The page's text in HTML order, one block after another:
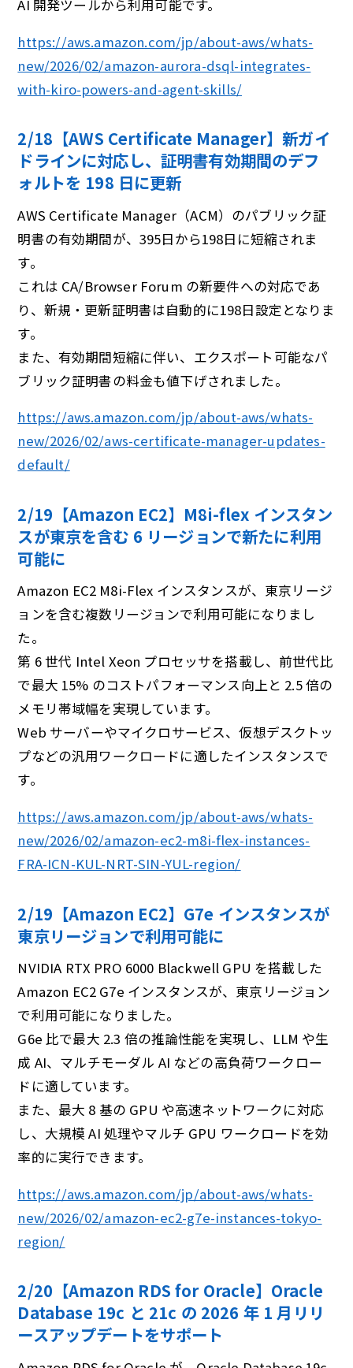
AI 開発ツールから利用可能です。
https://aws.amazon.com/jp/about-aws/whats-
new/2026/02/amazon-aurora-dsql-integrates-
with-kiro-powers-and-agent-skills/
2/18【AWS Certificate Manager】新ガイ
ドラインに対応し、証明書有効期間のデフ
ォルトを 198 ⽇に更新
AWS Certificate Manager（ACM）のパブリック証
明書の有効期間が、395日から198日に短縮されま
す。
これは CA/Browser Forum の新要件への対応であ
り、新規・更新証明書は自動的に198日設定となりま
す。
また、有効期間短縮に伴い、エクスポート可能なパ
ブリック証明書の料金も値下げされました。
https://aws.amazon.com/jp/about-aws/whats-
new/2026/02/aws-certificate-manager-updates-
default/
2/19【Amazon EC2】M8i-flex インスタン
スが東京を含む 6 リージョンで新たに利⽤
可能に
Amazon EC2 M8i-Flex インスタンスが、東京リージ
ョンを含む複数リージョンで利用可能になりまし
た。
第 6 世代 Intel Xeon プロセッサを搭載し、前世代比
で最大 15% のコストパフォーマンス向上と 2.5 倍の
メモリ帯域幅を実現しています。
Web サーバーやマイクロサービス、仮想デスクトッ
プなどの汎用ワークロードに適したインスタンスで
す。
https://aws.amazon.com/jp/about-aws/whats-
new/2026/02/amazon-ec2-m8i-flex-instances-
FRA-ICN-KUL-NRT-SIN-YUL-region/
2/19【Amazon EC2】G7e インスタンスが
東京リージョンで利⽤可能に
NVIDIA RTX PRO 6000 Blackwell GPU を搭載した
Amazon EC2 G7e インスタンスが、東京リージョン
で利用可能になりました。
G6e 比で最大 2.3 倍の推論性能を実現し、LLM や生
成 AI、マルチモーダル AI などの高負荷ワークロー
ドに適しています。
また、最大 8 基の GPU や高速ネットワークに対応
し、大規模 AI 処理やマルチ GPU ワークロードを効
率的に実行できます。
https://aws.amazon.com/jp/about-aws/whats-
new/2026/02/amazon-ec2-g7e-instances-tokyo-
region/
2/20【Amazon RDS for Oracle】Oracle
Database 19c と 21c の 2026 年 1 ⽉リリ
ースアップデートをサポート